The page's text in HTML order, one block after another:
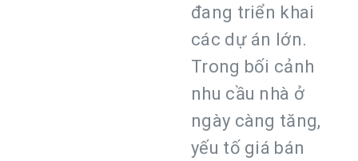
đang triển khai
các dự án lớn.
Trong bối cảnh
nhu cầu nhà ở
ngày càng tăng,
yếu tố giá bán